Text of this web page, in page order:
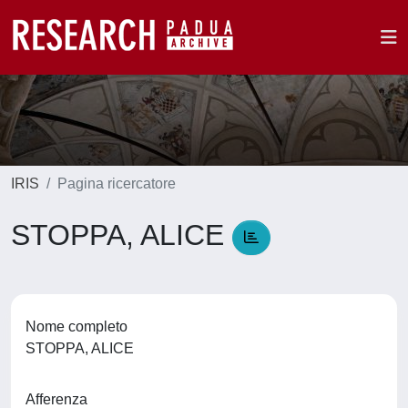
IRIS Pagina ricercatore
STOPPA, ALICE
Nome completo
STOPPA, ALICE
Afferenza